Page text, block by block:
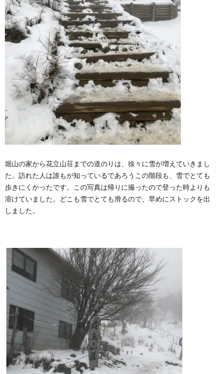
堀山の家から花立山荘までの道のりは、徐々に雪が増えていきまし
た。訪れた人は誰もが知っているであろうこの階段も、雪でとても
歩きにくかったです。この写真は帰りに撮ったので登った時よりも
溶けていました。どこも雪でとても滑るので、早めにストックを出
しました。